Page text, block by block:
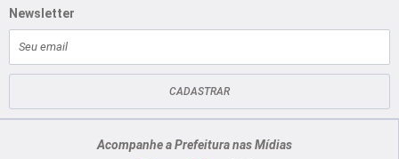
Newsletter
mail
CADASTRAR
Acompanhe a Prefeitura nas Mídias